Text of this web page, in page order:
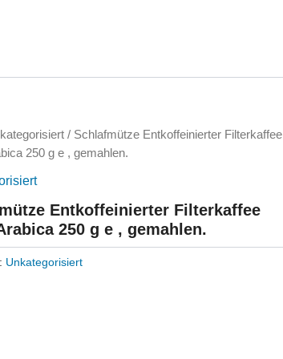
/ Schlafmütze Entkoffeinierter Filterkaffee
250 g e , gemahlen.
Entkoffeinierter Filterkaffee
250 g e , gemahlen.
Unkategorisiert